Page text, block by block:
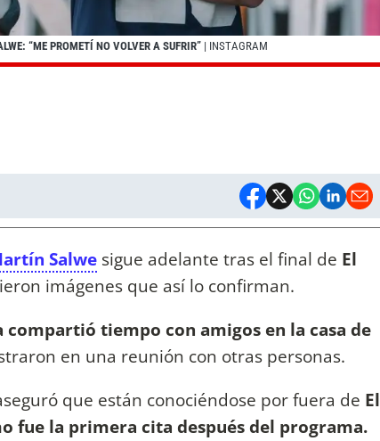
“ME PROMETÍ NO VOLVER A SUFRIR” | INSTAGRAM
Salwe sigue adelante tras el final de El
imágenes que así lo confirman.
compartió tiempo con amigos en la casa de
en una reunión con otras personas.
que están conociéndose por fuera de El
fue la primera cita después del programa.